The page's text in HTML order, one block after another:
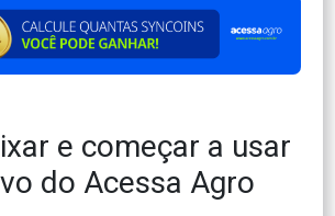
e começar a usar
do Acessa Agro